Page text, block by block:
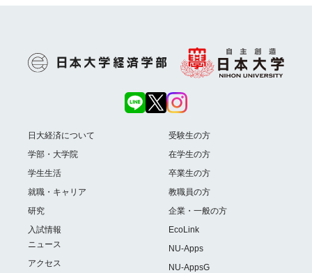
日大経済について
学部・大学院
学生生活
就職・キャリア
研究
入試情報
ニュース
アクセス
受験生の方
在学生の方
卒業生の方
教職員の方
企業・一般の方
EcoLink
NU-Apps
NU-AppsG